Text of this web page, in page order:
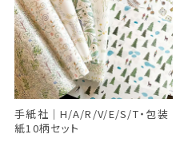
手紙社｜H/A/R/V/E/S/T・包装
紙10柄セット